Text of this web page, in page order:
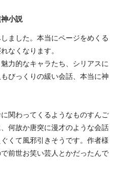
小説
ました。本当にページをめくる
なくなります。
力的なキャラたち、シリアスに
びっくりの緩い会話、本当に神
関わってくるようなものすんご
何故か唐突に漫才のような会話
くて風邪引きそうです。作者様
前世お笑い芸人とかだったんで